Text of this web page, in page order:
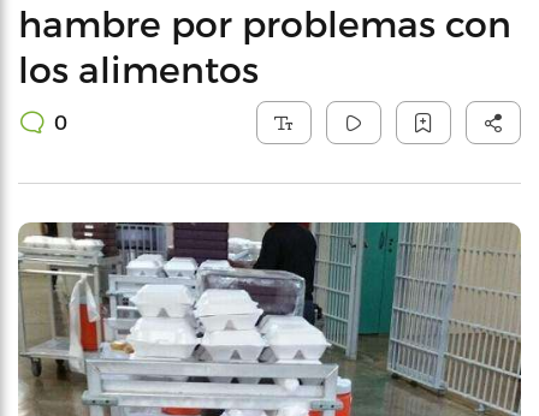
hambre por problemas con
los alimentos
0